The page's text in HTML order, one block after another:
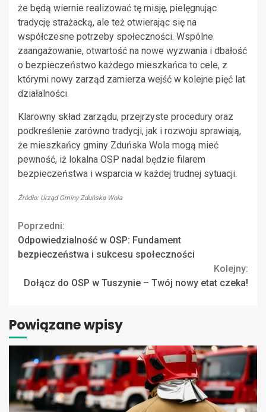
że będą wiernie realizować tę misję, pielęgnując
tradycję strażacką, ale też otwierając się na
współczesne potrzeby społeczności. Wspólne
zaangażowanie, otwartość na nowe wyzwania i dbałość
o bezpieczeństwo każdego mieszkańca to cele, z
którymi nowy zarząd zamierza wejść w kolejne pięć lat
działalności.
Klarowny skład zarządu, przejrzyste procedury oraz
podkreślenie zarówno tradycji, jak i rozwoju sprawiają,
że mieszkańcy gminy Zduńska Wola mogą mieć
pewność, iż lokalna OSP nadal będzie filarem
bezpieczeństwa i wsparcia w każdej trudnej sytuacji.
Źródło: Urząd Gminy Zduńska Wola
Continue
Reading
Poprzedni:
Odpowiedzialność w OSP: Fundament
bezpieczeństwa i sukcesu społeczności
Kolejny:
Dołącz do OSP w Tuszynie – Twój nowy etat czeka!
Powiązane wpisy